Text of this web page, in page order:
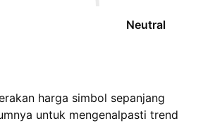
Neutral
harga simbol sepanjang
untuk mengenalpasti trend